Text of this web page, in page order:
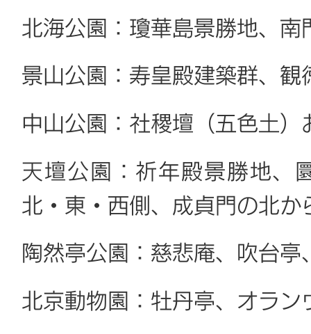
北海公園：瓊華島景勝地、
景山公園：寿皇殿建築群、観
中山公園：社稷壇（五色土
天壇公園：祈年殿景勝地、
北・東・西側、成貞門の北か
陶然亭公園：慈悲庵、吹台
北京動物園：牡丹亭、オラ